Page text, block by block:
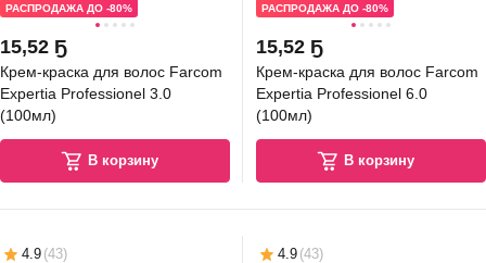
РАСПРОДАЖА ДО -80%
15,52 Ҕ
Крем-краска для волос Farcom
Expertia Professionel 3.0
(100мл)
В корзину
РАСПРОДАЖА ДО -80%
15,52 Ҕ
Крем-краска для волос Farcom
Expertia Professionel 6.0
(100мл)
В корзину
4.9 (43) 4.9 (43)